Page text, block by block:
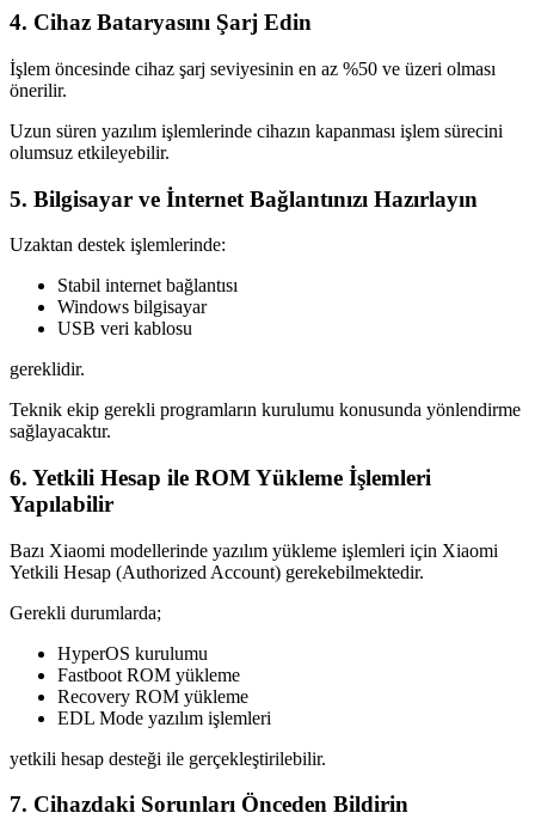
4. Cihaz Bataryasını Şarj Edin
İşlem öncesinde cihaz şarj seviyesinin en az %50 ve üzeri olması
önerilir.
Uzun süren yazılım işlemlerinde cihazın kapanması işlem sürecini
olumsuz etkileyebilir.
5. Bilgisayar ve İnternet Bağlantınızı Hazırlayın
Uzaktan destek işlemlerinde:
Stabil internet bağlantısı
Windows bilgisayar
USB veri kablosu
gereklidir.
Teknik ekip gerekli programların kurulumu konusunda yönlendirme
sağlayacaktır.
6. Yetkili Hesap ile ROM Yükleme İşlemleri
Yapılabilir
Bazı Xiaomi modellerinde yazılım yükleme işlemleri için Xiaomi
Yetkili Hesap (Authorized Account) gerekebilmektedir.
Gerekli durumlarda;
HyperOS kurulumu
Fastboot ROM yükleme
Recovery ROM yükleme
EDL Mode yazılım işlemleri
yetkili hesap desteği ile gerçekleştirilebilir.
7. Cihazdaki Sorunları Önceden Bildirin